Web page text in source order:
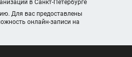
в Санкт-Петербурге
Для вас предоставлены
онлайн-записи на